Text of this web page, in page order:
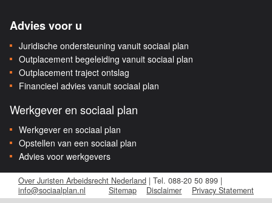
Advies voor u
Juridische ondersteuning vanuit sociaal plan
Outplacement begeleiding vanuit sociaal plan
Outplacement traject ontslag
Financieel advies vanuit sociaal plan
Werkgever en sociaal plan
Werkgever en sociaal plan
Opstellen van een sociaal plan
Advies voor werkgevers
Over Juristen Arbeidsrecht Nederland | Tel. 088-20 50 899 |
info@sociaalplan.nl
Sitemap Disclaimer Privacy Statement